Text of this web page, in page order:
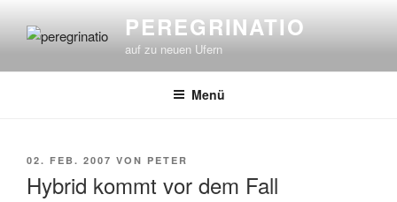
Inhalt
PEREGRINATIO
auf zu neuen Ufern
Menü
VERÖFFENTLICHT
02. FEB. 2007 VON PETER
Hybrid kommt vor dem Fall